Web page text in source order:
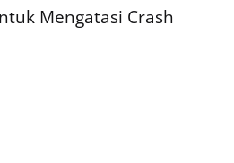
Mengatasi Crash